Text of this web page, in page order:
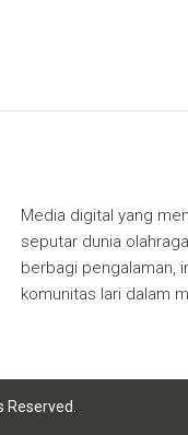
Media digital yang
seputar dunia
berbagi pengalaman,
komunitas lari dalam